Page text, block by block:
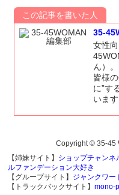
この記事を書いた人
35-
女性
ん）。
皆様
に”す
います
Copyright © 35-45
【姉妹サイト】 ショップチャンネ
ルファンデーション大好き
【グループサイト】 ジャンクワー
【トラックバックサイト】mono-